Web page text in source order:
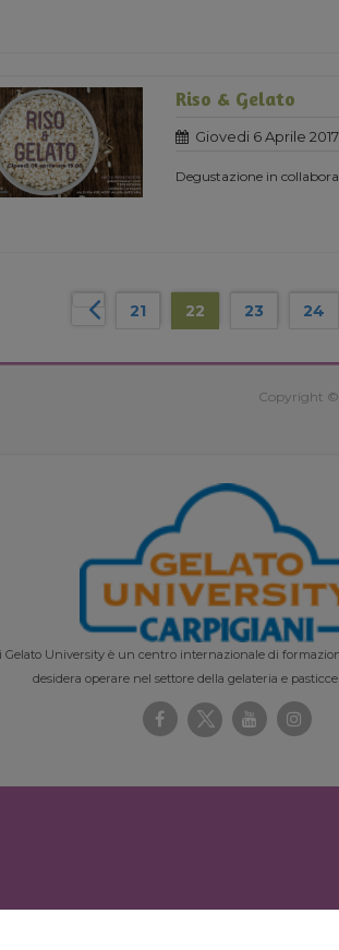
Riso & Gelato
Giovedi 6 Aprile 2017
Degustazione in
21 22 23 24
Copyright ©
Gelato University è un centro internazionale di
desidera operare nel settore della gelateria e